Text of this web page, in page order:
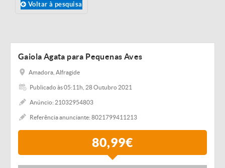
Voltar à pesquisa
Gaiola Agata para Pequenas Aves
Amadora, Alfragide
Publicado às 05:11h, 28 Outubro 2021
Anúncio: 21032954803
Referência anunciante: 8021799411213
80,99€